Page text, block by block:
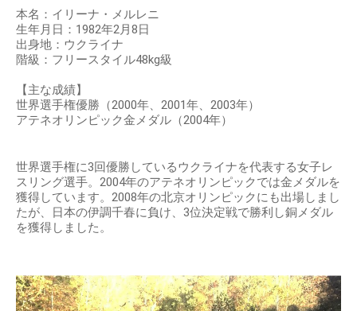
本名：イリーナ・メルレニ
生年月日：1982年2月8日
出身地：ウクライナ
階級：フリースタイル48kg級
【主な成績】
世界選手権優勝（2000年、2001年、2003年）
アテネオリンピック金メダル（2004年）
世界選手権に3回優勝しているウクライナを代表する女子レ
スリング選手。2004年のアテネオリンピックでは金メダルを
獲得しています。2008年の北京オリンピックにも出場しまし
たが、日本の伊調千春に負け、3位決定戦で勝利し銅メダル
を獲得しました。